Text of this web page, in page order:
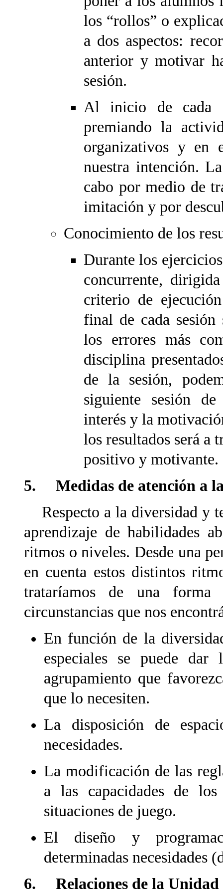
los “rollos” o
a dos aspectos:
anterior y motivar
sesión.
Al inicio de cada
premiando la
organizativos y en
nuestra intención.
cabo por medio de
imitación y por
Conocimiento de los
Durante los
concurrente,
criterio de
final de cada sesión
los errores más
disciplina
de la sesión,
siguiente sesión
interés y la
los resultados será a
positivo y motivante.
5. Medidas de atención a
Respecto a la diversidad y
aprendizaje de habilidades
ritmos o niveles. Desde una
en cuenta estos distintos
trataríamos de una
circunstancias que nos
En función de la
especiales se puede
agrupamiento que
que lo necesiten.
La disposición de
necesidades.
La modificación de las
a las capacidades de
situaciones de juego.
El diseño y
determinadas necesidades
6. Relaciones de la Unidad